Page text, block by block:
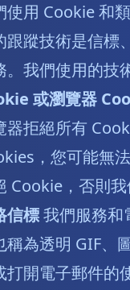
使用 Cookie 和
跟蹤技術是信標
。我們使用的技
或瀏覽器
器拒絕所有
，您可能無
Cookie，否則我
信標我們服務和
稱為透明 GIF
打開電子郵件的